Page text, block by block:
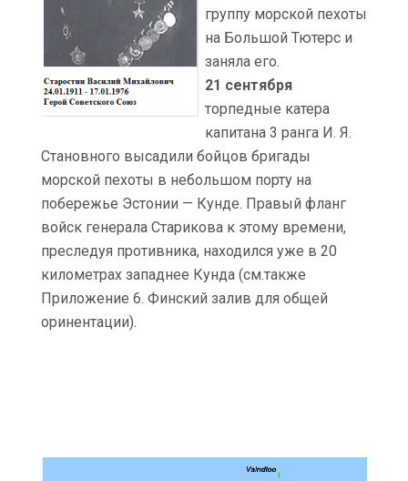
группу морской пехоты
на Большой Тютерс и
заняла его.
21 сентября
торпедные катера
капитана 3 ранга И. Я.
Становного высадили бойцов бригады
морской пехоты в небольшом порту на
побережье Эстонии — Кунде. Правый фланг
войск генерала Старикова к этому времени,
преследуя противника, находился уже в 20
километрах западнее Кунда (см.также
Приложение 6. Финский залив для общей
оринентации).